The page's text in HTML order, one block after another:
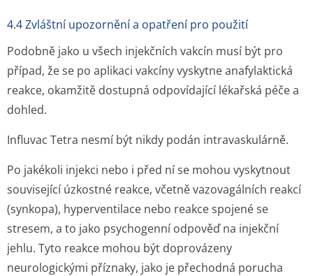
4.4 Zvláštní upozornění a opatření pro použití
Podobně jako u všech injekčních vakcín musí být pro
případ, že se po aplikaci vakcíny vyskytne anafylaktická
reakce, okamžitě dostupná odpovídající lékařská péče a
dohled.
Influvac Tetra nesmí být nikdy podán intravaskulárně.
Po jakékoli injekci nebo i před ní se mohou vyskytnout
související úzkostné reakce, včetně vazovagálních reakcí
(synkopa), hyperventilace nebo reakce spojené se
stresem, a to jako psychogenní odpověď na injekční
jehlu. Tyto reakce mohou být doprovázeny
neurologickými příznaky, jako je přechodná porucha